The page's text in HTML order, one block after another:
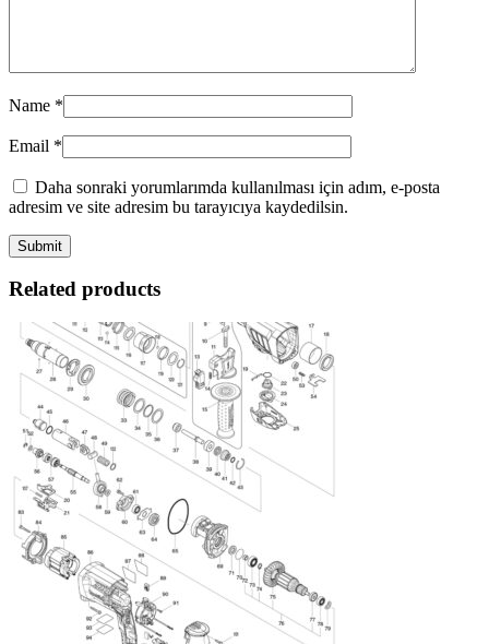
Name *
Email *
Daha sonraki yorumlarımda kullanılması için adım, e-posta
adresim ve site adresim bu tarayıcıya kaydedilsin.
Related products